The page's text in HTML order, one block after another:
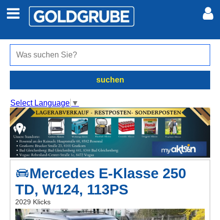
Auto + Motor
Jobs
Marktplatz
Erotik
Auktionen
jetzt inserieren
Meine Inserate
Anmelden
suchen
Select Language ▼
Mercedes E-Klasse 250
TD, W124, 113PS
2029 Klicks